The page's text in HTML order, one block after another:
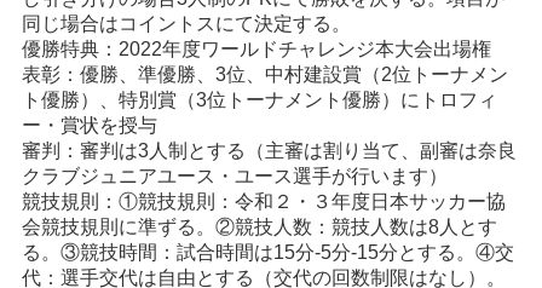
同じ場合はコイントスにて決定する。
優勝特典：2022年度ワールドチャレンジ本大会出場権
表彰：優勝、準優勝、3位、中村建設賞（2位トーナメン
ト優勝）、特別賞（3位トーナメント優勝）にトロフィ
ー・賞状を授与
審判：審判は3人制とする（主審は割り当て、副審は奈良
クラブジュニアユース・ユース選手が行います）
競技規則：①競技規則：令和２・３年度日本サッカー協
会競技規則に準ずる。②競技人数：競技人数は8人とす
る。③競技時間：試合時間は15分-5分-15分とする。④交
代：選手交代は自由とする（交代の回数制限はなし）。